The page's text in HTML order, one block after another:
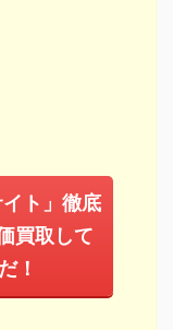
ト」徹底
買取して
！